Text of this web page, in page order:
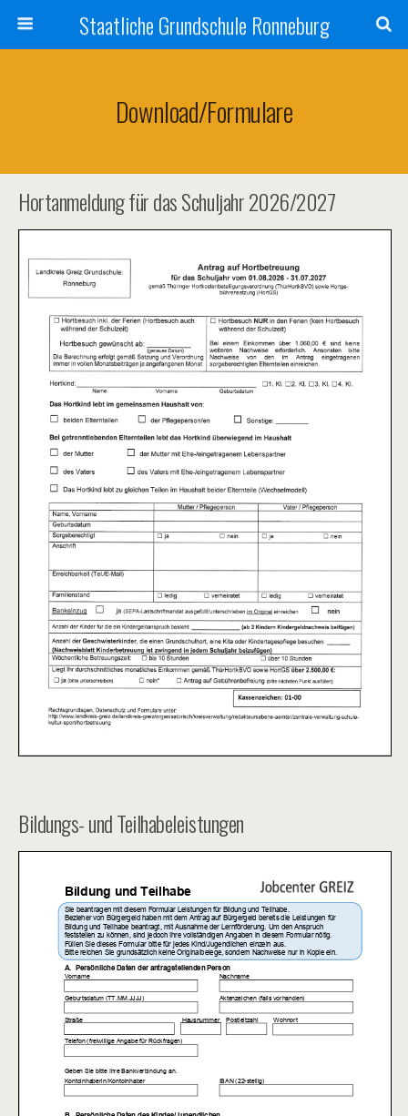
Staatliche Grundschule Ronneburg
Download/Formulare
Hortanmeldung für das Schuljahr 2026/2027
Bildungs- und Teilhabeleistungen